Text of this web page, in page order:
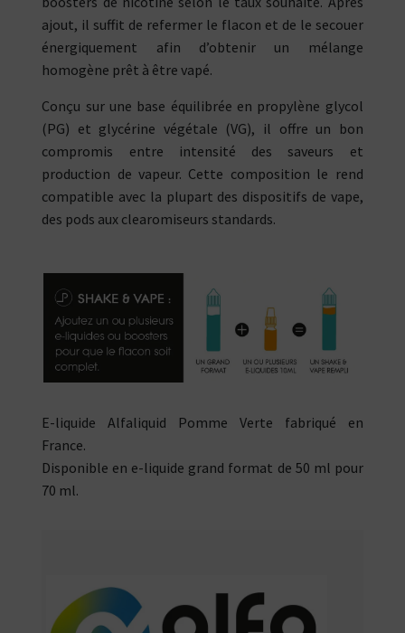
ajout, il suffit de refermer le flacon et de le secouer
énergiquement afin d’obtenir un mélange
homogène prêt à être vapé.
Conçu sur une base équilibrée en propylène glycol
(PG) et glycérine végétale (VG), il offre un bon
compromis entre intensité des saveurs et
production de vapeur. Cette composition le rend
compatible avec la plupart des dispositifs de vape,
des pods aux clearomiseurs standards.
E-liquide Alfaliquid Pomme Verte fabriqué en
France.
Disponible en e-liquide grand format de 50 ml pour
70 ml.